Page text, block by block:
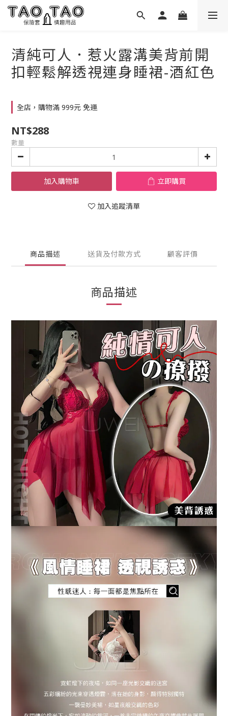
清純可人．惹火露溝美背前開
扣輕鬆解透視連身睡裙-酒紅色
全店，購物滿 999元 免運
NT$288
數量
加入購物車 立即購買
加入追蹤清單
商品描述 送貨及付款方式 顧客評價
商品描述